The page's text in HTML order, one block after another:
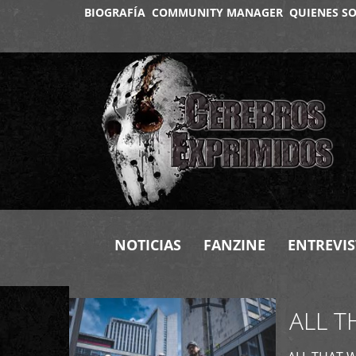
BIOGRAFÍA COMMUNITY MANAGER QUIENES
NOTICIAS FANZINE
+
ALL